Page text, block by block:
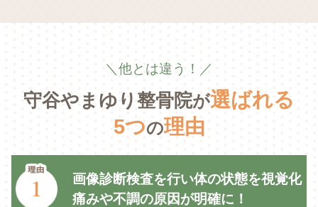
＼他とは違う！／
守谷やまゆり整骨院が選ばれる
5つの理由
画像診断検査を行い体の状態を視覚化
痛みや不調の原因が明確に！